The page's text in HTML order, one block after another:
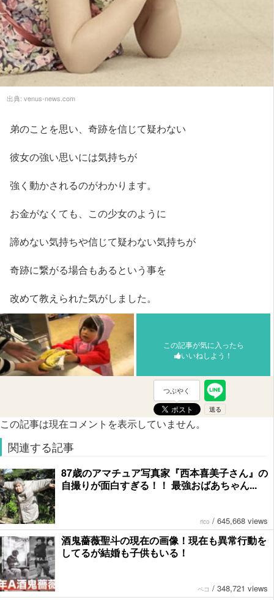
出典: venus-news.com
弟のことを思い、奇跡を信じて疑わない
彼女の強い思いには気持ちが
強く動かされるのがわかります。
お金がなくても、この少女のように
諦めない気持ちや信じて疑わない気持ちが
奇跡に繋がる場合もあるという事を
改めて教えられた気がしました。
この記事が気に入ったら
いいねしよう！
つぶやく
この記事は現在コメントを表示していません。
関連する記事
87歳のアマチュア写真家『西本喜美子さん』の
自撮りが面白すぎる！！ 最強おばあちゃん...
rico / 645,668 views
酒鬼薔薇聖斗の現在の画像！現在も異常行動を
してるが結婚も子供もいる！
ペコ / 348,721 views